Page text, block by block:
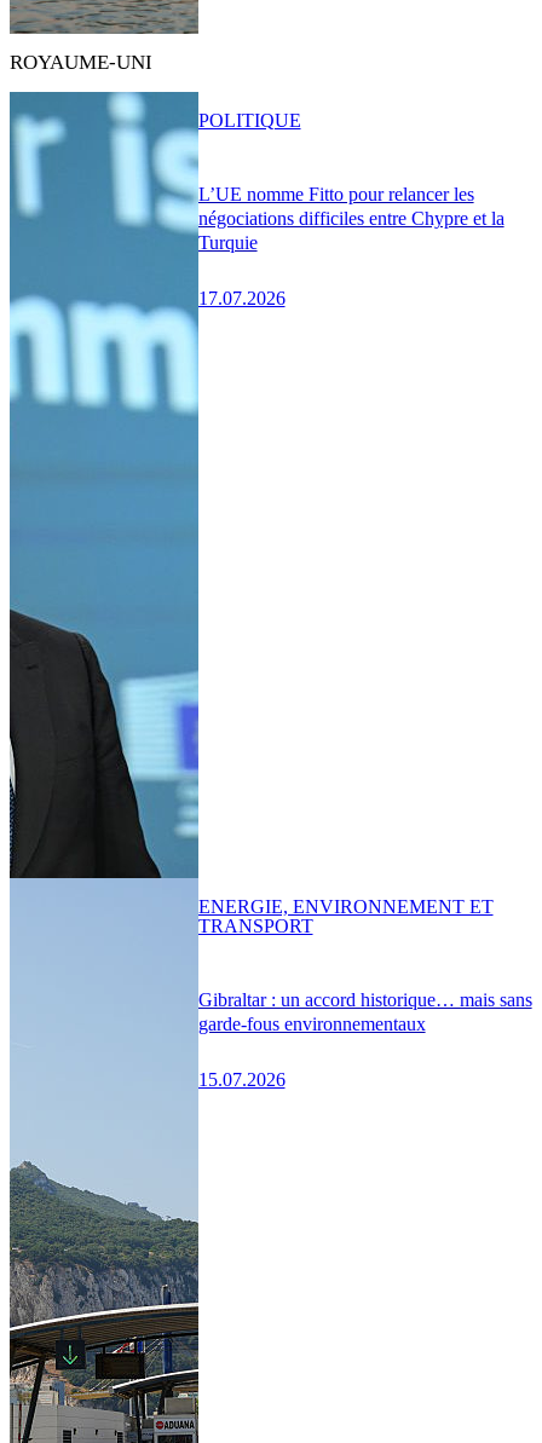
ROYAUME-UNI
L’UE nomme Fitto pour relancer les
négociations difficiles entre Chypre et la
Turquie
17.07.2026
POLITIQUE
Gibraltar : un accord historique… mais sans
garde-fous environnementaux
15.07.2026
ENERGIE, ENVIRONNEMENT ET
TRANSPORT